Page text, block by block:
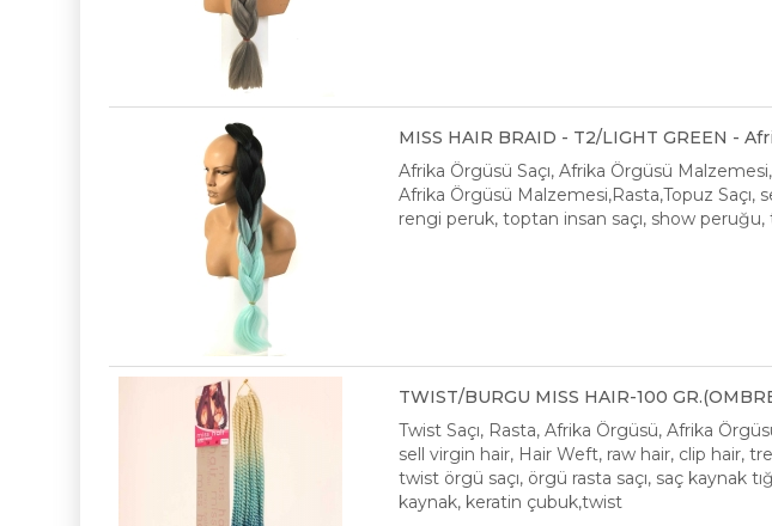
MISS HAIR BRAID - T2/LIGHT GREEN -
Afrika Örgüsü Saçı, Afrika Örgüsü
Afrika Örgüsü Malzemesi,Rasta,Topuz
rengi peruk, toptan insan saçı, show peruğu,
TWIST/BURGU MISS HAIR-100
Twist Saçı, Rasta, Afrika Örgüsü, Afrika
sell virgin hair, Hair Weft, raw hair, clip hair,
twist örgü saçı, örgü rasta saçı, saç kaynak
kaynak, keratin çubuk,twist